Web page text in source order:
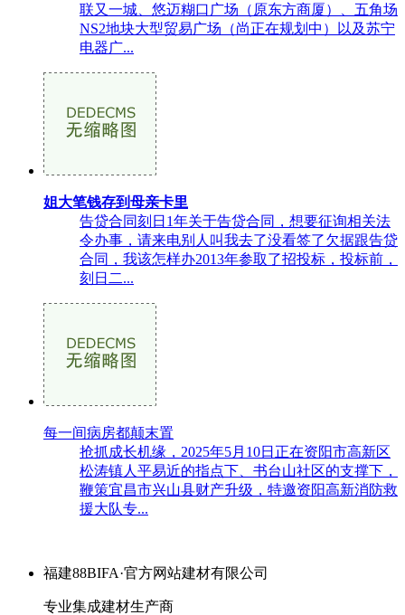
联又一城、悠迈糊口广场（原东方商厦）、五角场
NS2地块大型贸易广场（尚正在规划中）以及苏宁
电器广...
姐大笔钱存到母亲卡里
告贷合同刻日1年关于告贷合同，想要征询相关法
令办事，请来电别人叫我去了没看签了欠据跟告贷
合同，我该怎样办2013年参取了招投标，投标前，
刻日二...
每一间病房都颠末置
抢抓成长机缘，2025年5月10日正在资阳市高新区
松涛镇人平易近的指点下、书台山社区的支撑下，
鞭策宜昌市兴山县财产升级，特邀资阳高新消防救
援大队专...
福建88BIFA·官方网站建材有限公司
专业集成建材生产商